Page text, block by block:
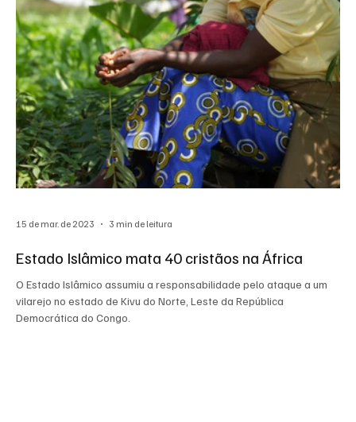
Estado Islâmico mata 40 cristãos na África
O Estado Islâmico assumiu a responsabilidade pelo ataque a um
vilarejo no estado de Kivu do Norte, Leste da República
Democrática do Congo.
15 de mar. de 2023 3 min de leitura